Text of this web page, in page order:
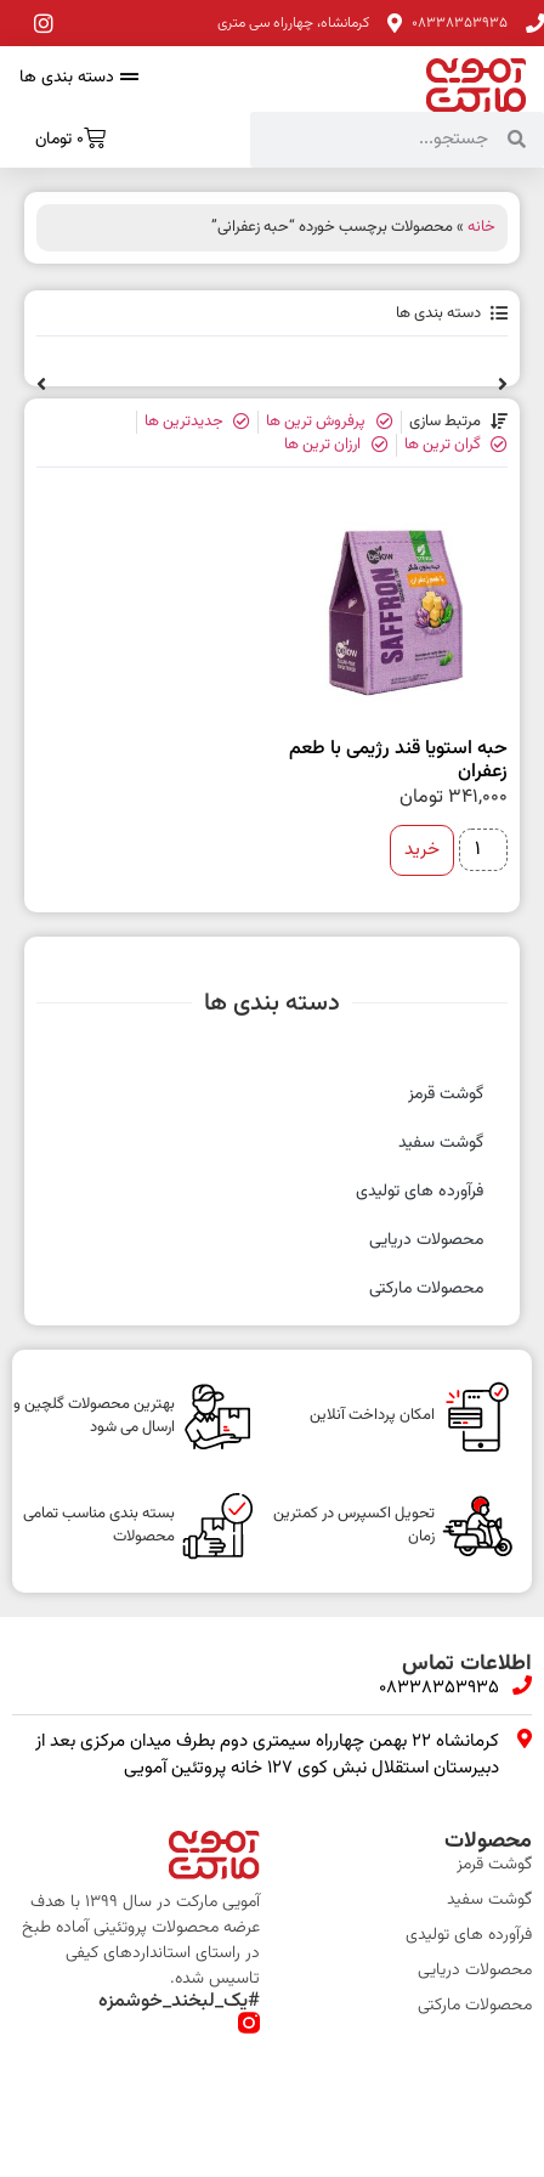
08338353935 کرمانشاه، چهارراه سی متری
دسته بندی ها
0 تومان
دسته بندی ها
گوشت قرمز
گوشت سفید
فرآورده های تولیدی
محصولات دریایی
محصولات مارکتی
خانه » محصولات برچسب خورده “حبه زعفرانی”
دسته بندی ها
مرتبط سازی پرفروش ترین ها
جدیدترین ها
گران ترین ها
ارزان ترین ها
حبه استویا قند رژیمی با طعم
زعفران
341,000 تومان
خرید
امکان پرداخت آنلاین
بهترین محصولات گلچین و
ارسال می شود
تحویل اکسپرس در کمترین
زمان
بسته بندی مناسب تمامی
محصولات
اطلاعات تماس
08338353935
کرمانشاه ۲۲ بهمن چهارراه سیمتری دوم بطرف میدان مرکزی بعد از
دبیرستان استقلال نبش کوی ۱۲۷ خانه پروتئین آمویی
محصولات
گوشت قرمز
گوشت سفید
فرآورده های تولیدی
محصولات دریایی
محصولات مارکتی
آمویی مارکت در سال 1399 با هدف
عرضه محصولات پروتئینی آماده طبخ
در راستای استانداردهای کیفی
تاسیس شده.
#یک_لبخند_خوشمزه